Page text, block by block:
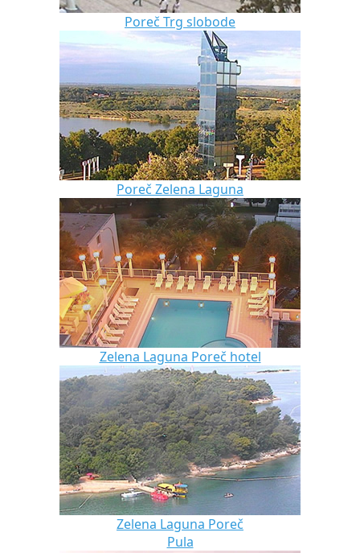
Poreč Trg slobode
Poreč Zelena Laguna
Zelena Laguna Poreč hotel
Zelena Laguna Poreč
Pula